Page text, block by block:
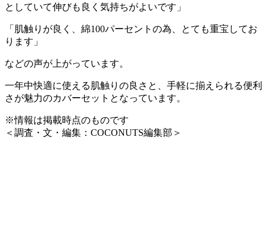
としていて伸びも良く気持ちがよいです」
「肌触りが良く、綿100パーセントの為、とても重宝してお
ります」
などの声が上がっています。
一年中快適に使える肌触りの良さと、手軽に揃えられる便利
さが魅力のカバーセットとなっています。
※情報は掲載時点のものです
＜調査・文・編集：COCONUTS編集部＞